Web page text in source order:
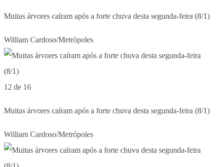
Muitas árvores caíram após a forte chuva desta segunda-feira (8/1)
William Cardoso/Metrópoles
12 de 16
Muitas árvores caíram após a forte chuva desta segunda-feira (8/1)
William Cardoso/Metrópoles